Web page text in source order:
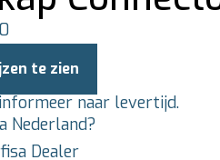
te zien
naar levertijd.
Nederland?
Dealer